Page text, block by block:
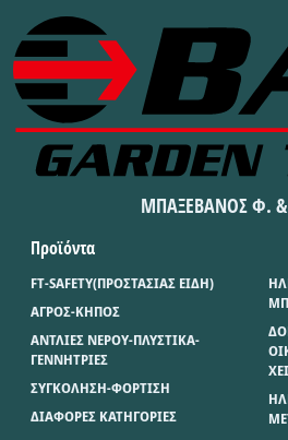
ΜΠΑΞΕΒΑΝΟΣ Φ.
Προϊόντα
FT-SAFETY(ΠΡΟΣΤΑΣΙΑΣ ΕΙΔΗ)
ΑΓΡΟΣ-ΚΗΠΟΣ
ΑΝΤΛΙΕΣ ΝΕΡΟΥ-ΠΛΥΣΤΙΚΑ-
ΓΕΝΝΗΤΡΙΕΣ
ΣΥΓΚΟΛΗΣΗ-ΦΟΡΤΙΣΗ
ΔΙΑΦΟΡΕΣ ΚΑΤΗΓΟΡΙΕΣ